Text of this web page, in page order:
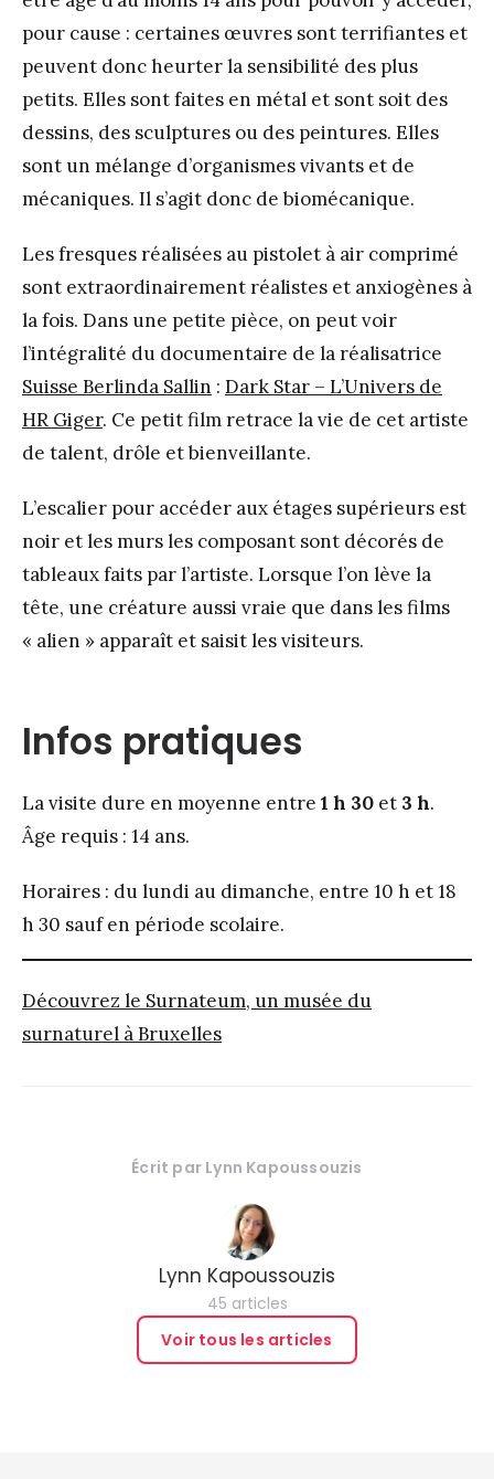
pour cause : certaines œuvres sont terrifiantes et
peuvent donc heurter la sensibilité des plus
petits. Elles sont faites en métal et sont soit des
dessins, des sculptures ou des peintures. Elles
sont un mélange d’organismes vivants et de
mécaniques. Il s’agit donc de biomécanique.
Les fresques réalisées au pistolet à air comprimé
sont extraordinairement réalistes et anxiogènes à
la fois. Dans une petite pièce, on peut voir
l’intégralité du documentaire de la réalisatrice
Suisse Berlinda Sallin : Dark Star – L’Univers de
HR Giger. Ce petit film retrace la vie de cet artiste
de talent, drôle et bienveillante.
L’escalier pour accéder aux étages supérieurs est
noir et les murs les composant sont décorés de
tableaux faits par l’artiste. Lorsque l’on lève la
tête, une créature aussi vraie que dans les films
« alien » apparaît et saisit les visiteurs.
Infos pratiques
La visite dure en moyenne entre 1 h 30 et 3 h.
Âge requis : 14 ans.
Horaires : du lundi au dimanche, entre 10 h et 18
h 30 sauf en période scolaire.
Découvrez le Surnateum, un musée du
surnaturel à Bruxelles
Écrit par Lynn Kapoussouzis
Lynn Kapoussouzis
45 articles
Voir tous les articles